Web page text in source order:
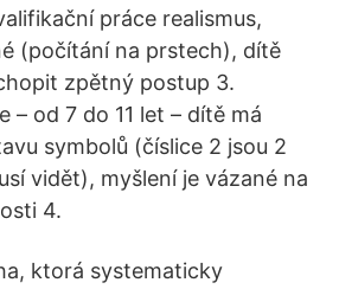
práce realismus,
(počítání na prstech), dítě
zpětný postup 3.
– od 7 do 11 let – dítě má
symbolů (číslice 2 jsou 2
vidět), myšlení je vázané na
4.
ktorá systematicky